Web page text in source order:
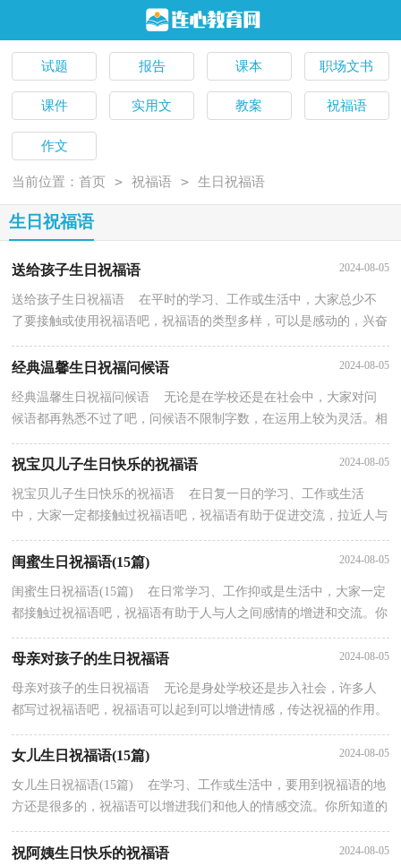
试题 报告 课本 职场文书
课件 实用文 教案 祝福语
作文
当前位置：首页 > 祝福语 > 生日祝福语
生日祝福语
送给孩子生日祝福语 2024-08-05
送给孩子生日祝福语 在平时的学习、工作或生活中，大家总少不
了要接触或使用祝福语吧，祝福语的类型多样，可以是感动的，兴奋
的，幽默的。怎样才能写出有新意的祝福语呢？以下是小编...
经典温馨生日祝福问候语 2024-08-05
经典温馨生日祝福问候语 无论是在学校还是在社会中，大家对问
候语都再熟悉不过了吧，问候语不限制字数，在运用上较为灵活。相
祝宝贝儿子生日快乐的祝福语 2024-08-05
祝宝贝儿子生日快乐的祝福语 在日复一日的学习、工作或生活
中，大家一定都接触过祝福语吧，祝福语有助于促进交流，拉近人与
人之间的关系。写起祝福语来就毫无头绪？以下是小编为...
闺蜜生日祝福语(15篇) 2024-08-05
闺蜜生日祝福语(15篇) 在日常学习、工作抑或是生活中，大家一定
都接触过祝福语吧，祝福语有助于人与人之间感情的增进和交流。你
母亲对孩子的生日祝福语 2024-08-05
母亲对孩子的生日祝福语 无论是身处学校还是步入社会，许多人
都写过祝福语吧，祝福语可以起到可以增进情感，传达祝福的作用。
你知道祝福语怎样写才合适吗？以下是小编为大家整理...
女儿生日祝福语(15篇) 2024-08-05
女儿生日祝福语(15篇) 在学习、工作或生活中，要用到祝福语的地
方还是很多的，祝福语可以增进我们和他人的情感交流。你所知道的
祝福语是都是什么样子的？以下是小编精心整理的...
祝阿姨生日快乐的祝福语 2024-08-05